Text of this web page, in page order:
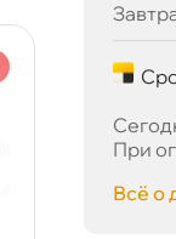
наличии
При
сё о